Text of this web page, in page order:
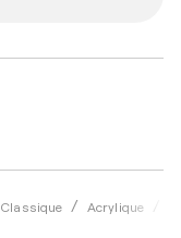
Classique Acrylique